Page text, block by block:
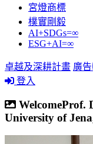
宮燈商標
樸實剛毅
AI+SDGs=∞
ESG+AI=∞
卓越及深耕計畫 廣
登入
WelcomeProf.
University of